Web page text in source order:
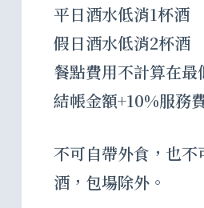
平日酒水低消1杯酒
假日酒水低消2杯酒
餐點費用不計算在最
結帳金額+10%服務
不可自帶外食，也不
酒，包場除外。